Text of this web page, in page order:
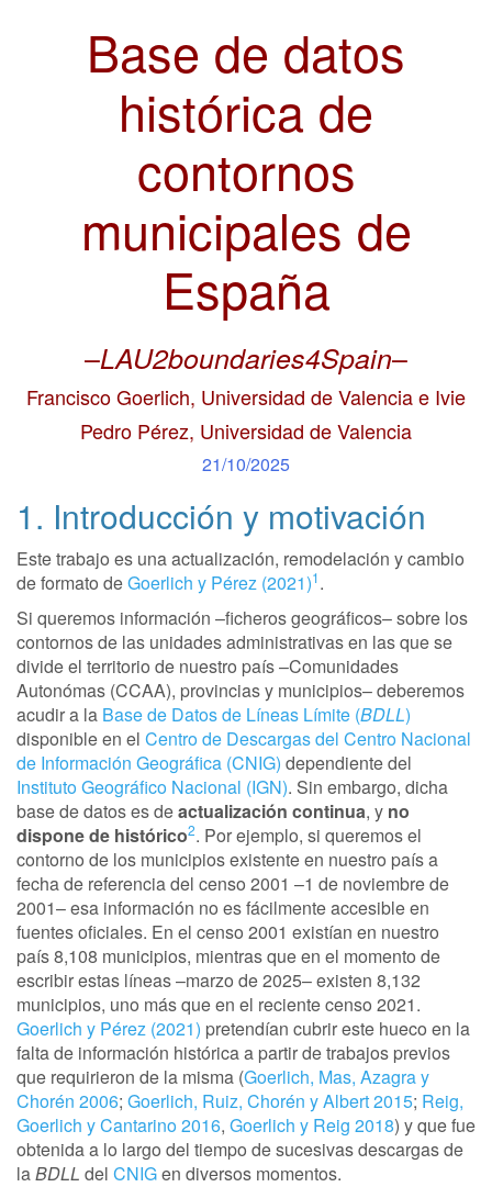
Base de datos
histórica de
contornos
municipales de
España
–LAU2boundaries4Spain–
Francisco Goerlich, Universidad de Valencia e Ivie
Pedro Pérez, Universidad de Valencia
21/10/2025
1. Introducción y motivación
Este trabajo es una actualización, remodelación y cambio
de formato deGoerlich y Pérez (2021)1.
Si queremos información –ficheros geográficos– sobre los
contornos de las unidades administrativas en las que se
divide el territorio de nuestro país –Comunidades
Autonómas (CCAA), provincias y municipios– deberemos
acudir a la Base de Datos de Líneas Límite (BDLL)
disponible en el Centro de Descargas del Centro Nacional
de Información Geográfica (CNIG) dependiente del
Instituto Geográfico Nacional (IGN). Sin embargo, dicha
base de datos es deactualización continua, y no
dispone de histórico2. Por ejemplo, si queremos el
contorno de los municipios existente en nuestro país a
fecha de referencia del censo 2001 –1 de noviembre de
2001– esa información no es fácilmente accesible en
fuentes oficiales. En el censo 2001 existían en nuestro
país 8,108 municipios, mientras que en el momento de
escribir estas líneas –marzo de 2025– existen 8,132
municipios, uno más que en el reciente censo 2021.
Goerlich y Pérez (2021) pretendían cubrir este hueco en la
falta de información histórica a partir de trabajos previos
que requirieron de la misma (Goerlich, Mas, Azagra y
Chorén 2006; Goerlich, Ruiz, Chorén y Albert 2015; Reig,
Goerlich y Cantarino 2016, Goerlich y Reig 2018) y que fue
obtenida a lo largo del tiempo de sucesivas descargas de
laBDLL del CNIGen diversos momentos.